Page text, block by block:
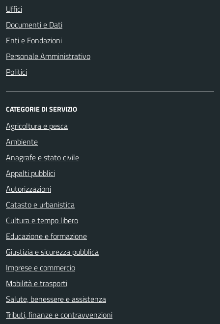
Uffici
Documenti e Dati
Enti e Fondazioni
Personale Amministrativo
Politici
CATEGORIE DI SERVIZIO
Agricoltura e pesca
Ambiente
Anagrafe e stato civile
Appalti pubblici
Autorizzazioni
Catasto e urbanistica
Cultura e tempo libero
Educazione e formazione
Giustizia e sicurezza pubblica
Imprese e commercio
Mobilità e trasporti
Salute, benessere e assistenza
Tributi, finanze e contravvenzioni